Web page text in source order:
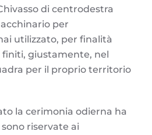
di centrodestra
per
utilizzato, per finalità
giustamente, nel
per il proprio territorio
la cerimonia odierna ha
riservate ai